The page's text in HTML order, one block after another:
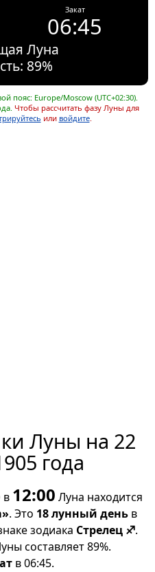
Закат
06:45
Луна
89%
пояс: Europe/Moscow (UTC+02:30).
Чтобы рассчитать фазу Луны для
или войдите.
Луны на 22
года
в 12:00 Луна находится
. Это 18 лунный день в
зодиака Стрелец ♐.
составляет 89%.
в 06:45.